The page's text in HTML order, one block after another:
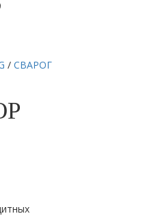
/ СВАРОГ